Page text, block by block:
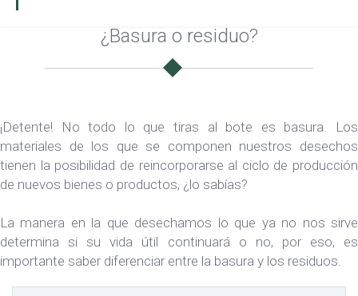
¿Basura o residuo?
¡Detente! No todo lo que tiras al bote es basura. Los
materiales de los que se componen nuestros desechos
tienen la posibilidad de reincorporarse al ciclo de producción
de nuevos bienes o productos, ¿lo sabías?
La manera en la que desechamos lo que ya no nos sirve
determina si su vida útil continuará o no, por eso, es
importante saber diferenciar entre la basura y los residuos.